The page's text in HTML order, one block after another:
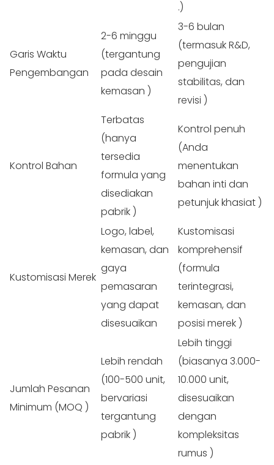
.)
Garis Waktu
Pengembangan
2-6 minggu
(tergantung
pada desain
kemasan )
3-6 bulan
(termasuk R&D,
pengujian
stabilitas, dan
revisi )
Kontrol Bahan
Terbatas
(hanya
tersedia
formula yang
disediakan
pabrik )
Kontrol penuh
(Anda
menentukan
bahan inti dan
petunjuk khasiat )
Kustomisasi Merek
Logo, label,
gaya
pemasaran
yang dapat
disesuaikan
Kustomisasi
komprehensif
(formula
terintegrasi,
kemasan, dan
posisi merek )
Jumlah Pesanan
Minimum (MOQ )
Lebih rendah
(100-500 unit,
bervariasi
tergantung
pabrik )
Lebih tinggi
(biasanya 3.000-
10.000 unit,
disesuaikan
dengan
kompleksitas
rumus )